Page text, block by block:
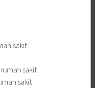
sakit
sakit
sakit